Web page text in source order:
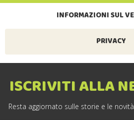
INFORMAZIONI SUL
PRIVACY
ISCRIVITI ALLA
Resta aggiornato sulle storie e le